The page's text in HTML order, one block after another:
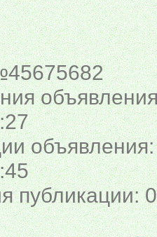
объявления:
публикации: